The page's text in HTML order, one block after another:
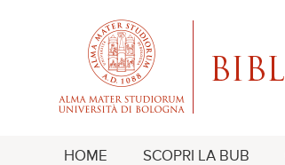
HOME SCOPRI LA BUB